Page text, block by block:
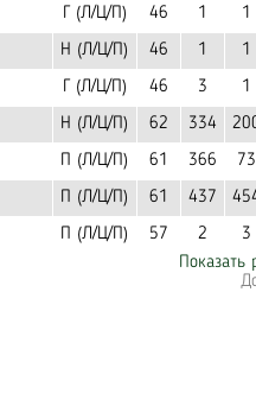
Г (Л/Ц/П) 46 1 1
Н (Л/Ц/П) 46 1 1
Г (Л/Ц/П) 46 3 1
Н (Л/Ц/П) 62 334
П (Л/Ц/П) 61 366 73
П (Л/Ц/П) 61 437
П (Л/Ц/П) 57 2
3
Показать